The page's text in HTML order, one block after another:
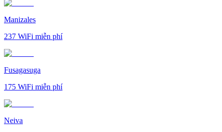
Manizales
237 WiFi miễn phí
Fusagasuga
175 WiFi miễn phí
Neiva